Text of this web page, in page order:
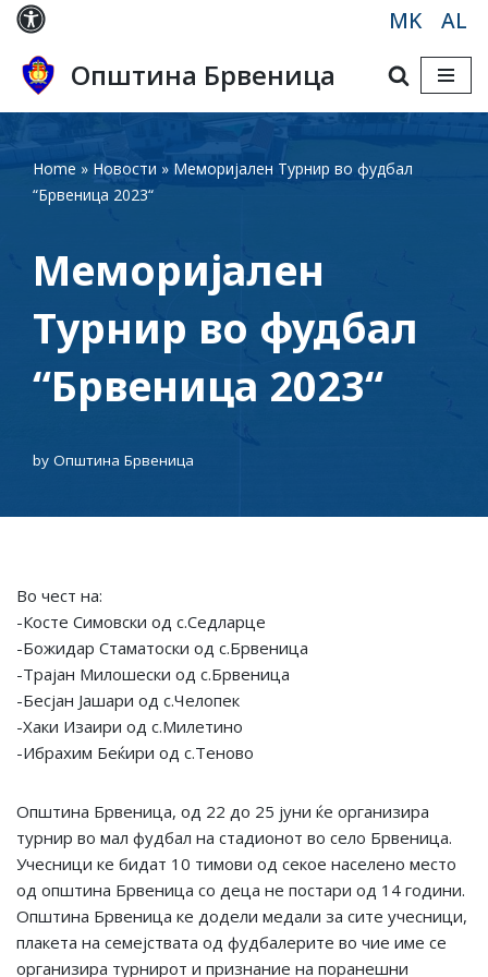
Skip
to
content
MK AL
Општина Брвеница
Home » Новости » Меморијален Турнир во фудбал
“Брвеница 2023“
Меморијален
Турнир во фудбал
“Брвеница 2023“
by Општина Брвеница
Во чест на:
-Косте Симовски од с.Седларце
-Божидар Стаматоски од с.Брвеница
-Трајан Милошески од с.Брвеница
-Бесјан Јашари од с.Челопек
-Хаки Изаири од с.Милетино
-Ибрахим Беќири од с.Теново
Општина Брвеница, од 22 до 25 јуни ќе организира
турнир во мал фудбал на стадионот во село Брвеница.
Учесници ке бидат 10 тимови од секое населено место
од општина Брвеница со деца не постари од 14 години.
Општина Брвеница ке додели медали за сите учесници,
плакета на семејствата од фудбалерите во чие име се
организира турнирот и признание на поранешни